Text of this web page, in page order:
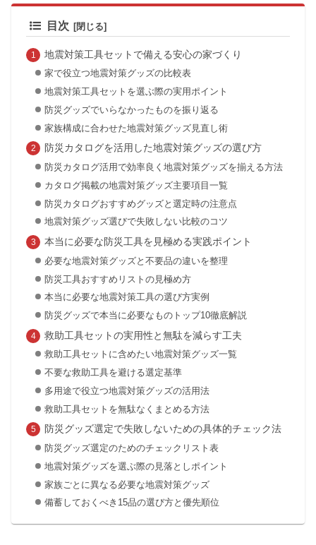
目次
地震対策工具セットで備える安心の家づくり
家で役立つ地震対策グッズの比較表
地震対策工具セットを選ぶ際の実用ポイント
防災グッズでいらなかったものを振り返る
家族構成に合わせた地震対策グッズ見直し術
防災カタログを活用した地震対策グッズの選び方
防災カタログ活用で効率良く地震対策グッズを揃える方法
カタログ掲載の地震対策グッズ主要項目一覧
防災カタログおすすめグッズと選定時の注意点
地震対策グッズ選びで失敗しない比較のコツ
本当に必要な防災工具を見極める実践ポイント
必要な地震対策グッズと不要品の違いを整理
防災工具おすすめリストの見極め方
本当に必要な地震対策工具の選び方実例
防災グッズで本当に必要なものトップ10徹底解説
救助工具セットの実用性と無駄を減らす工夫
救助工具セットに含めたい地震対策グッズ一覧
不要な救助工具を避ける選定基準
多用途で役立つ地震対策グッズの活用法
救助工具セットを無駄なくまとめる方法
防災グッズ選定で失敗しないための具体的チェック法
防災グッズ選定のためのチェックリスト表
地震対策グッズを選ぶ際の見落としポイント
家族ごとに異なる必要な地震対策グッズ
備蓄しておくべき15品の選び方と優先順位